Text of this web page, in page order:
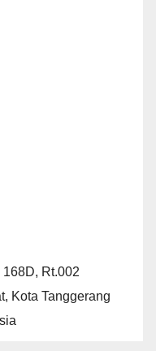
Rt.002
Kota Tanggerang